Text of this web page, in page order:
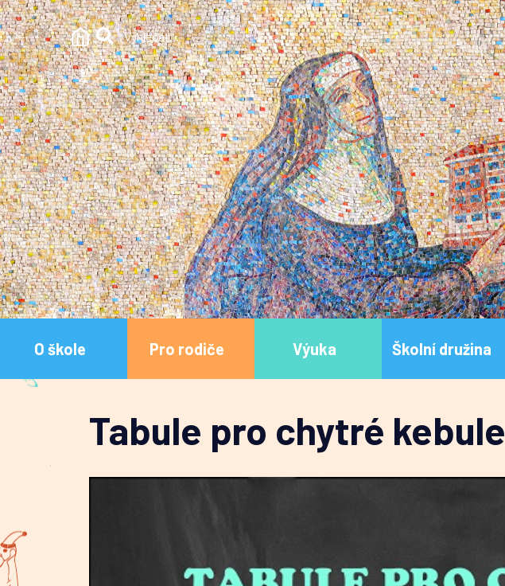
O škole Pro rodiče Výuka Školní družina
Tabule pro chytré kebule